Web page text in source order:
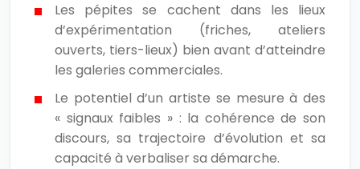
Les pépites se cachent dans les lieux
d’expérimentation (friches, ateliers
ouverts, tiers-lieux) bien avant d’atteindre
les galeries commerciales.
Le potentiel d’un artiste se mesure à des
« signaux faibles » : la cohérence de son
discours, sa trajectoire d’évolution et sa
capacité à verbaliser sa démarche.